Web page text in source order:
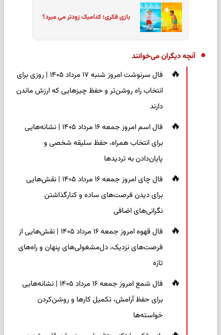
بازی فکری؛ کدامیک زودتر می میرد؟
آنچه دیگران می‌خوانند
فال سرنوشت امروز شنبه ۱۷ مرداد ۱۴۰۵ | روزی برای
انتخاب راه روشن‌تر و حفظ چیزهایی که ارزش ماندن
دارند
فال اسم امروز جمعه ۱۶ مرداد ۱۴۰۵ | نشانه‌هایی
برای انتخاب همراه، حفظ سلیقه شخصی و
پایان‌دادن به تردیدها
فال چای امروز جمعه ۱۶ مرداد ۱۴۰۵ | نقش‌هایی
برای دیدن فرصت‌های ساده و کنارگذاشتن
نگرانی‌های اضافی
فال قهوه امروز جمعه ۱۶ مرداد ۱۴۰۵ | نقش‌هایی از
فرصت‌های نزدیک، دل‌مشغولی‌های پنهان و راه‌های
تازه
فال شمع امروز جمعه ۱۶ مرداد ۱۴۰۵ | نشانه‌هایی
برای حفظ آرامش، تکمیل کارها و روشن‌کردن
خواسته‌ها